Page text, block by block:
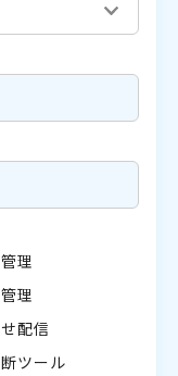
理
理
配信
ツール